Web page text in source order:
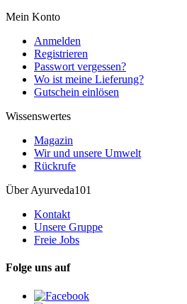
Mein Konto
Anmelden
Registrieren
Passwort vergessen?
Wo ist meine Lieferung?
Gutschein einlösen
Wissenswertes
Magazin
Wir und unsere Umwelt
Rückrufe
Über Ayurveda101
Kontakt
Unsere Gruppe
Freie Jobs
Folge uns auf